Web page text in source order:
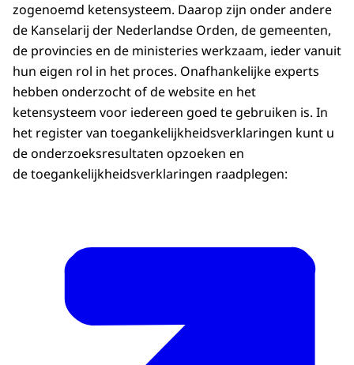
zogenoemd ketensysteem. Daarop zijn onder andere
de Kanselarij der Nederlandse Orden, de gemeenten,
de provincies en de ministeries werkzaam, ieder vanuit
hun eigen rol in het proces. Onafhankelijke experts
hebben onderzocht of de website en het
ketensysteem voor iedereen goed te gebruiken is. In
het register van toegankelijkheidsverklaringen kunt u
de onderzoeksresultaten opzoeken en
de toegankelijkheidsverklaringen raadplegen: